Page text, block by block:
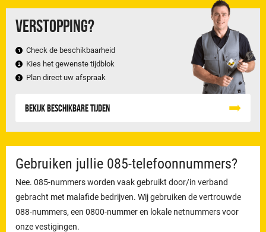
Verstopping?
Check de beschikbaarheid
Kies het gewenste tijdblok
Plan direct uw afspraak
Bekijk beschikbare tijden
Gebruiken jullie 085-telefoonnummers?
Nee. 085-nummers worden vaak gebruikt door/in verband
gebracht met malafide bedrijven. Wij gebruiken de vertrouwde
088-nummers, een 0800-nummer en lokale netnummers voor
onze vestigingen.